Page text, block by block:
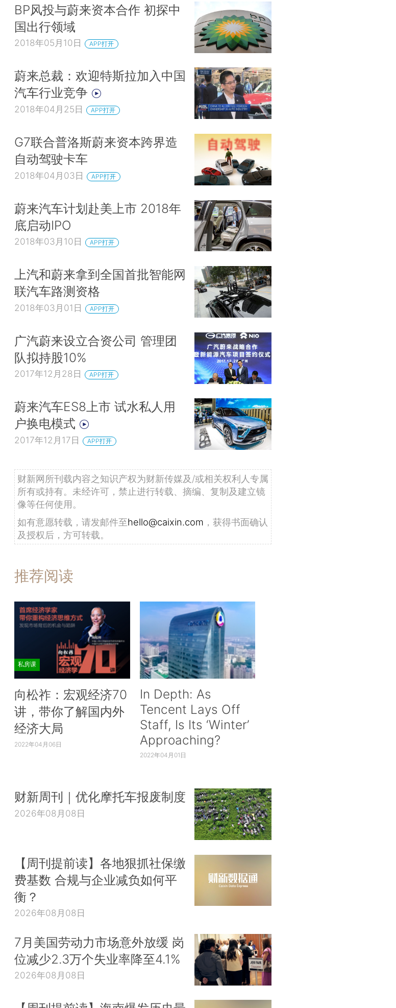
BP风投与蔚来资本合作 初探中
国出行领域
2018年05月10日 APP打开
蔚来总裁：欢迎特斯拉加入中国
汽车行业竞争
2018年04月25日 APP打开
G7联合普洛斯蔚来资本跨界造
自动驾驶卡车
2018年04月03日 APP打开
蔚来汽车计划赴美上市 2018年
底启动IPO
2018年03月10日 APP打开
上汽和蔚来拿到全国首批智能网
联汽车路测资格
2018年03月01日 APP打开
广汽蔚来设立合资公司 管理团
队拟持股10%
2017年12月28日 APP打开
蔚来汽车ES8上市 试水私人用
户换电模式
2017年12月17日 APP打开
财新网所刊载内容之知识产权为财新传媒及/或相关权利人专属
所有或持有。未经许可，禁止进行转载、摘编、复制及建立镜
像等任何使用。
如有意愿转载，请发邮件至hello@caixin.com ，获得书面确认
及授权后，方可转载。
推荐阅读
私房课
向松祚：宏观经济70
讲，带你了解国内外
经济大局
2022年04月06日
In Depth: As
Tencent Lays Off
Staff, Is Its ‘Winter’
Approaching?
2022年04月01日
财新周刊｜优化摩托车报废制度
2026年08月08日
【周刊提前读】各地狠抓社保缴
费基数 合规与企业减负如何平
衡？
2026年08月08日
7月美国劳动力市场意外放缓 岗
位减少2.3万个失业率降至4.1%
2026年08月08日